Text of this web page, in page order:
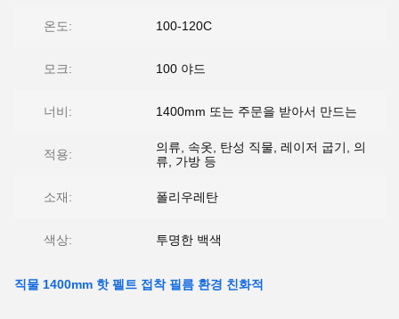
온도: 100-120C
모크: 100 야드
너비: 1400mm 또는 주문을 받아서 만드는
적용:
의류, 속옷, 탄성 직물, 레이저 굽기, 의
류, 가방 등
소재: 폴리우레탄
색상: 투명한 백색
직물 1400mm 핫 펠트 접착 필름 환경 친화적